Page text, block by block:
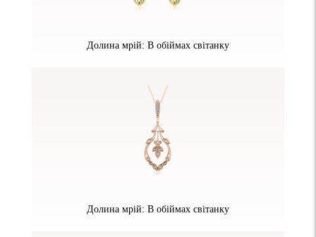
Долина мрій: В обіймах світанку
Долина мрій: В обіймах світанку